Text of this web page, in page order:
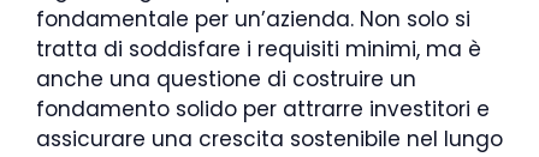
fondamentale per un’azienda. Non solo si
tratta di soddisfare i requisiti minimi, ma è
anche una questione di costruire un
fondamento solido per attrarre investitori e
assicurare una crescita sostenibile nel lungo